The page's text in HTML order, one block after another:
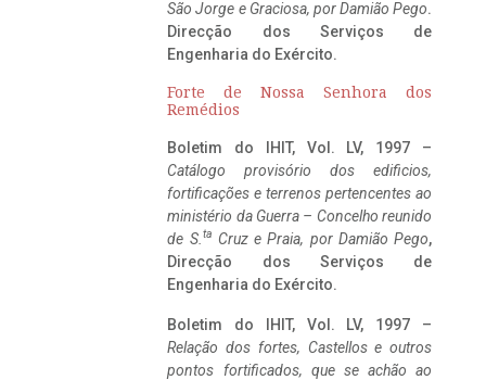
São Jorge e Graciosa, por Damião Pego.
Direcção dos Serviços de
Engenharia do Exército.
Forte de Nossa Senhora dos
Remédios
Boletim do IHIT, Vol. LV, 1997 –
Catálogo provisório dos edificios,
fortificações e terrenos pertencentes ao
ministério da Guerra – Concelho reunido
de S. ta Cruz e Praia, por Damião Pego,
Direcção dos Serviços de
Engenharia do Exército.
Boletim do IHIT, Vol. LV, 1997 –
Relação dos fortes, Castellos e outros
pontos fortificados, que se achão ao